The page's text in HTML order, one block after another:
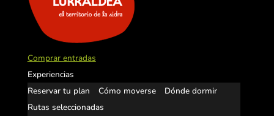
Comprar entradas
Experiencias
Reservar tu plan
Cómo moverse
Dónde dormir
Rutas seleccionadas